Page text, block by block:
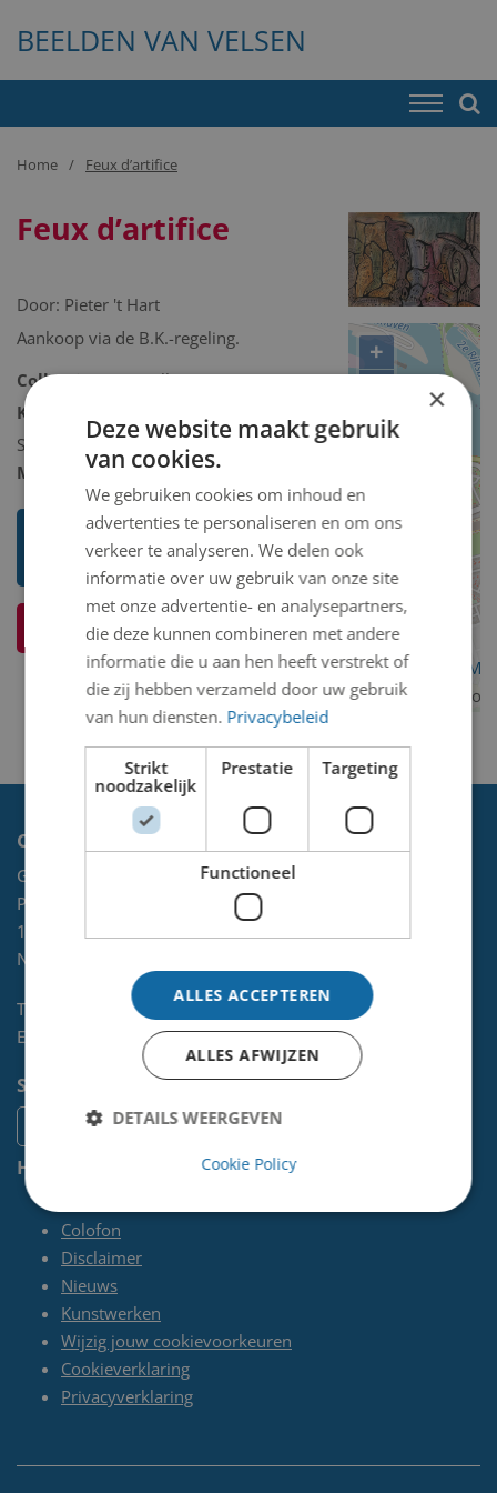
BEELDEN VAN VELSEN
Home Feux d’artifice
Feux d’artifice
Door: Pieter 't Hart
Aankoop via de B.K.-regeling.
Collectie: Kunstcollectie
Kunstcollectie omschrijving:
Schilderij/tekening/grafiek/foto/streetart
Model 2D/3D: 2D binnen
Toon mij meer werken van Pieter
Ik weet meer over dit kunstwerk
+
Contact
Gemeente Velsen
Postbus 465
1970 AL
NL
Telefoon:
0255-567 200
E-mail:
kunst@velsen.nl
Socials
Handige pagina's
Colofon
Disclaimer
Nieuws
Kunstwerken
Wijzig jouw cookievoorkeuren
Cookieverklaring
Privacyverklaring
×
Deze website maakt gebruik
van cookies.
We gebruiken cookies om inhoud en
advertenties te personaliseren en om ons
verkeer te analyseren. We delen ook
informatie over uw gebruik van onze site
met onze advertentie- en analysepartners,
die deze kunnen combineren met andere
informatie die u aan hen heeft verstrekt of
die zij hebben verzameld door uw gebruik
van hun diensten. Privacybeleid
Strikt
noodzakelijk
Prestatie Targeting
Functioneel
ALLES ACCEPTEREN
ALLES AFWIJZEN
DETAILS WEERGEVEN
Cookie Policy